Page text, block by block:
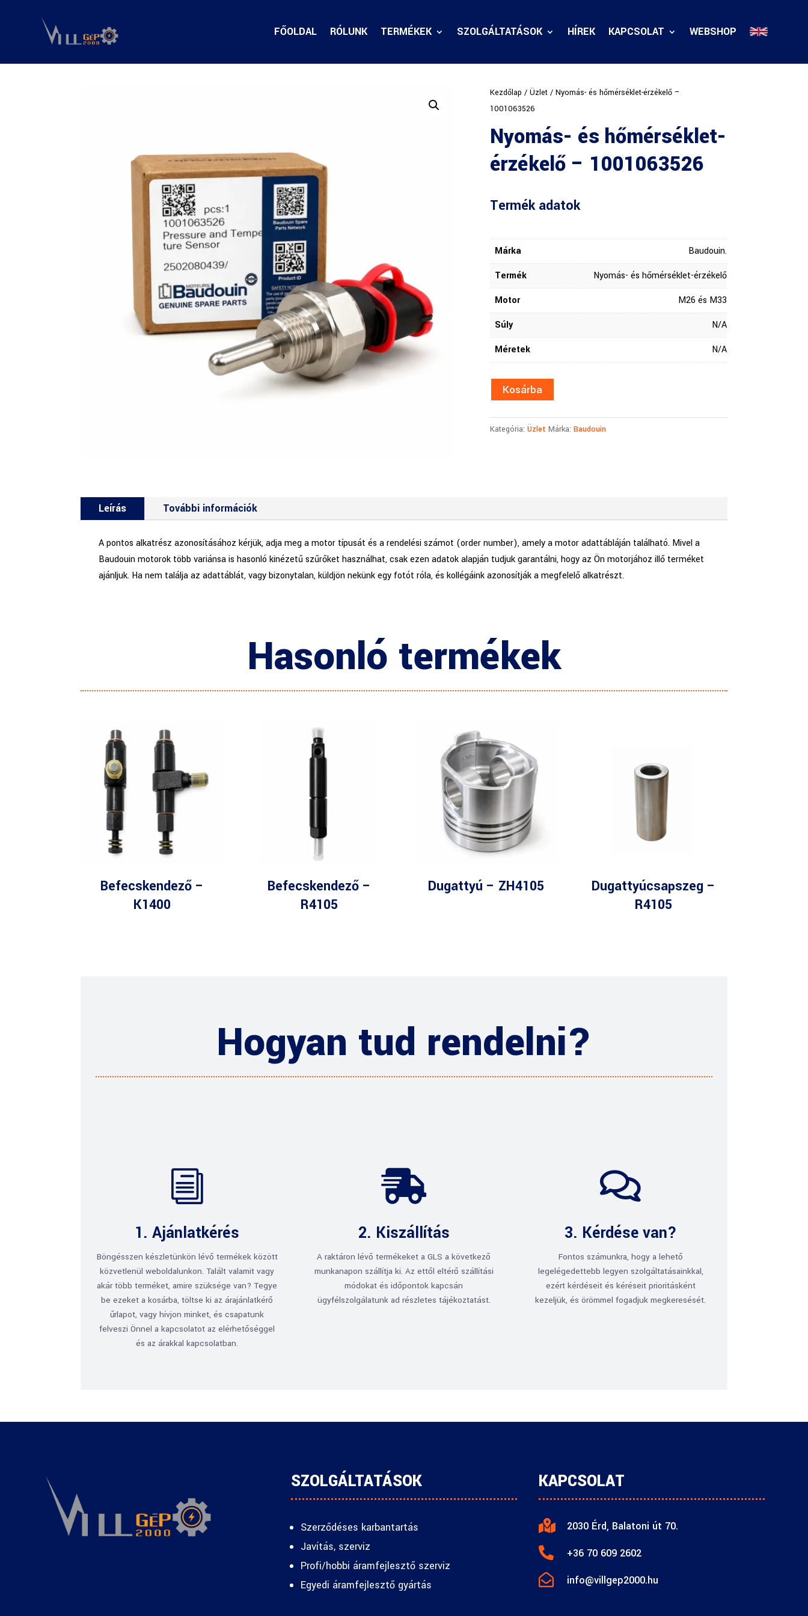
FŐOLDAL RÓLUNK TERMÉKEK SZOLGÁLTATÁSOK HÍREK KAPCSOLAT WEBSHOP
Kezdőlap / Üzlet/ Nyomás- és hőmérséklet-érzékelő –
1001063526
Nyomás- és hőmérséklet-
érzékelő – 1001063526
Termék adatok
Márka
Baudouin.
Termék
Nyomás- és hőmérséklet-érzékelő
Motor
M26 és M33
Súly
N/A
Méretek
N/A
Kosárba
Kategória: Üzlet Márka: Baudouin
Leírás További információk
A pontos alkatrész azonosításához kérjük, adja meg a motor típusát és a rendelési számot (order number), amely a motor adattábláján található. Mivel a
Baudouin motorok több variánsa is hasonló kinézetű szűrőket használhat, csak ezen adatok alapján tudjuk garantálni, hogy az Ön motorjához illő terméket
ajánljuk. Ha nem találja az adattáblát, vagy bizonytalan, küldjön nekünk egy fotót róla, és kollégáink azonosítják a megfelelő alkatrészt.
Hasonló termékek
Befecskendező –
K1400
Befecskendező –
R4105
Dugattyú – ZH4105
Dugattyúcsapszeg –
R4105
Hogyan tud rendelni?
i
1. Ajánlatkérés
Böngésszen készletünkön lévő termékek között
közvetlenül weboldalunkon. Talált valamit vagy
akár több terméket, amire szüksége van? Tegye
be ezeket a kosárba, töltse ki az árajánlatkérő
űrlapot, vagy hívjon minket, és csapatunk
felveszi Önnel a kapcsolatot az elérhetőséggel
és az árakkal kapcsolatban.

2. Kiszállítás
A raktáron lévő termékeket a GLS a következő
munkanapon szállítja ki. Az ettől eltérő szállítási
módokat és időpontok kapcsán
ügyfélszolgálatunk ad részletes tájékoztatást.

3. Kérdése van?
Fontos számunkra, hogy a lehető
legelégedettebb legyen szolgáltatásainkkal,
ezért kérdéseit és kéréseit prioritásként
kezeljük, és örömmel fogadjuk megkeresését.
SZOLGÁLTATÁSOK
Szerződéses karbantartás
Javítás, szerviz
Profi/hobbi áramfejlesztő szerviz
Egyedi áramfejlesztő gyártás
KAPCSOLAT
 2030 Érd, Balatoni út 70.
 +36 70 609 2602
 info@villgep2000.hu